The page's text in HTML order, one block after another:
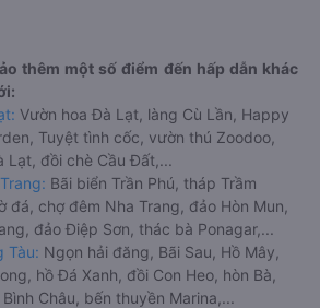
thêm một số điểm đến hấp dẫn khác
Vườn hoa Đà Lạt, làng Cù Lần, Happy
Tuyệt tình cốc, vườn thú Zoodoo,
Lạt, đồi chè Cầu Đất,...
Bãi biển Trần Phú, tháp Trầm
đá, chợ đêm Nha Trang, đảo Hòn Mun,
đảo Điệp Sơn, thác bà Ponagar,...
Tàu: Ngọn hải đăng, Bãi Sau, Hồ Mây,
hồ Đá Xanh, đồi Con Heo, hòn Bà,
Châu, bến thuyền Marina,...